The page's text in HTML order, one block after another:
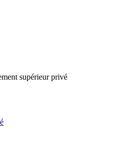
supérieur privé